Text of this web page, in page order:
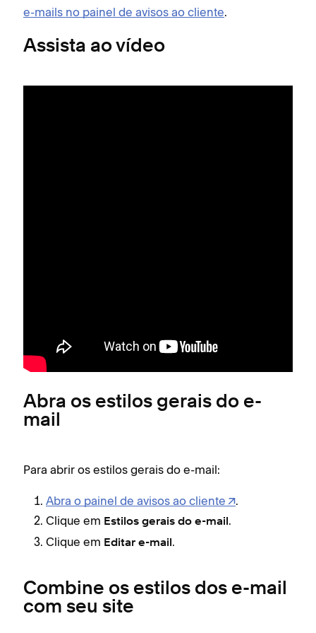
e-mails no painel de avisos ao cliente.
Assista ao vídeo
Abra os estilos gerais do e-
mail
Para abrir os estilos gerais do e-mail:
Abra o painel de avisos ao cliente
.
Clique em Estilos gerais do e-mail .
Clique em Editar e-mail .
Combine os estilos dos e-mail
com seu site